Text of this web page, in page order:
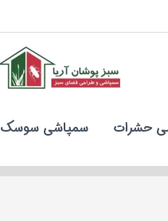
حشرات سمپاشی سوسک